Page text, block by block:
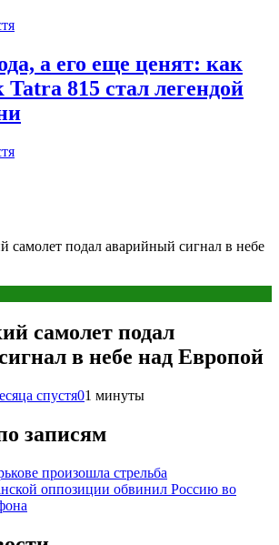
а его еще ценят: как
Tatra 815 стал легендой
самолет подал аварийный сигнал в небе
самолет подал
в небе над Европой
спустя01 минуты
записям
произошла стрельба
оппозиции обвинил Россию во